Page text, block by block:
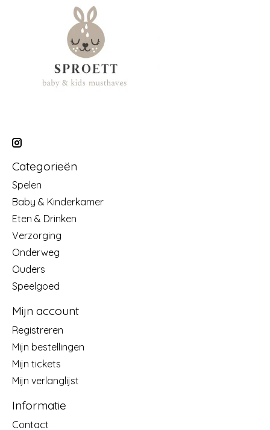
Categorieën
Spelen
Baby & Kinderkamer
Eten & Drinken
Verzorging
Onderweg
Ouders
Speelgoed
Mijn account
Registreren
Mijn bestellingen
Mijn tickets
Mijn verlanglijst
Informatie
Contact